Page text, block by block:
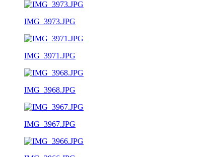
IMG_3973.JPG
IMG_3971.JPG
IMG_3968.JPG
IMG_3967.JPG